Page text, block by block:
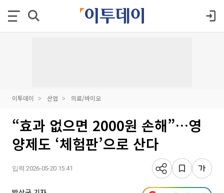
이투데이 산업 의료/바이오
“효과 없으면 2000원 손해”…영
양제도 ‘체험판’으로 산다
입력 2026-05-20 15:41